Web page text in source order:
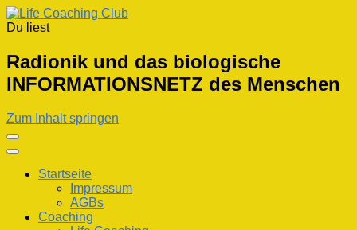
Du liest
Radionik und das biologische
INFORMATIONSNETZ des Menschen
Zum Inhalt springen
Startseite
Impressum
AGBs
Coaching